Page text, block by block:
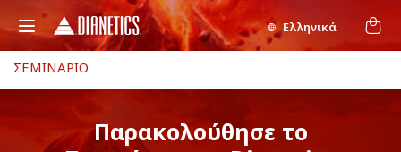
Ελληνικά
ΣΕΜΙΝΑΡΙΟ
Παρακολούθησε το